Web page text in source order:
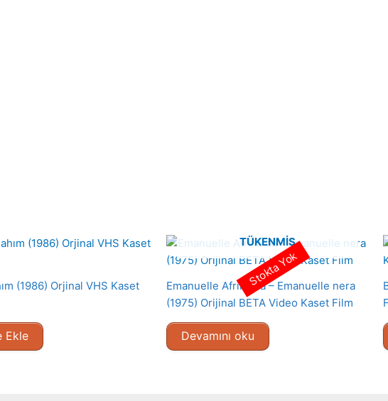
(1986) Orjinal VHS Kaset
Ekle
TÜKENMIŞ
Emanuelle Afrika da – Emanuelle nera
(1975) Orijinal BETA Video Kaset Film
Devamını oku
Stokta Yok